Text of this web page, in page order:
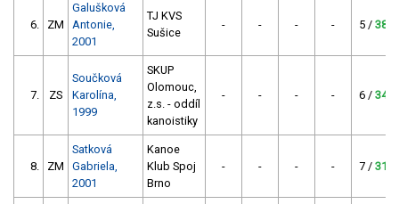
6. ZM
Galušková
Antonie,
2001
TJ KVS
Sušice
- - - - 5 / 38
7. ZS
Součková
Karolína,
1999
SKUP
Olomouc,
z.s. - oddíl
kanoistiky
- - - - 6 / 34
8. ZM
Satková
Gabriela,
2001
Kanoe
Klub Spoj
Brno
- - - - 7 / 31